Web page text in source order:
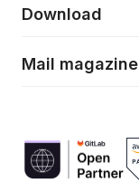
Download
Mail magazine